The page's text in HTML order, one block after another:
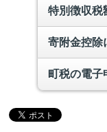
特別徴収税
寄附金控除
町税の電子